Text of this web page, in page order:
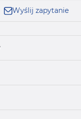
Wyślij zapytanie